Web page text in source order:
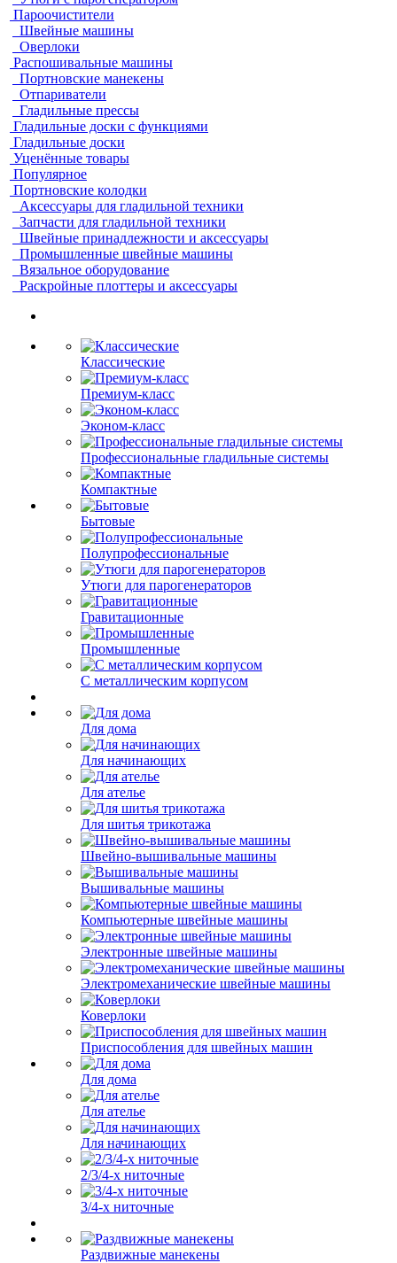
Пароочистители
Швейные машины
Оверлоки
Распошивальные машины
Портновские манекены
Отпариватели
Гладильные прессы
Гладильные доски с функциями
Гладильные доски
Уценённые товары
Популярное
Портновские колодки
Аксессуары для гладильной техники
Запчасти для гладильной техники
Швейные принадлежности и аксессуары
Промышленные швейные машины
Вязальное оборудование
Раскройные плоттеры и аксессуары
Классические
Премиум-класс
Эконом-класс
Профессиональные гладильные системы
Компактные
Бытовые
Полупрофессиональные
Утюги для парогенераторов
Гравитационные
Промышленные
С металлическим корпусом
Для дома
Для начинающих
Для ателье
Для шитья трикотажа
Швейно-вышивальные машины
Вышивальные машины
Компьютерные швейные машины
Электронные швейные машины
Электромеханические швейные машины
Коверлоки
Приспособления для швейных машин
Для дома
Для ателье
Для начинающих
2/3/4-х ниточные
3/4-х ниточные
Раздвижные манекены